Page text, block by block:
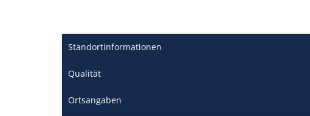
Standortinformationen
Qualität
Ortsangaben